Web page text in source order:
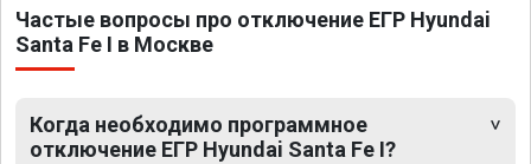
Частые вопросы про отключение ЕГР Hyundai
Santa Fe I в Москве
Когда необходимо программное
отключение ЕГР Hyundai Santa Fe I?